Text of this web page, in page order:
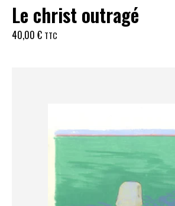
Le christ outragé
40,00 € TTC